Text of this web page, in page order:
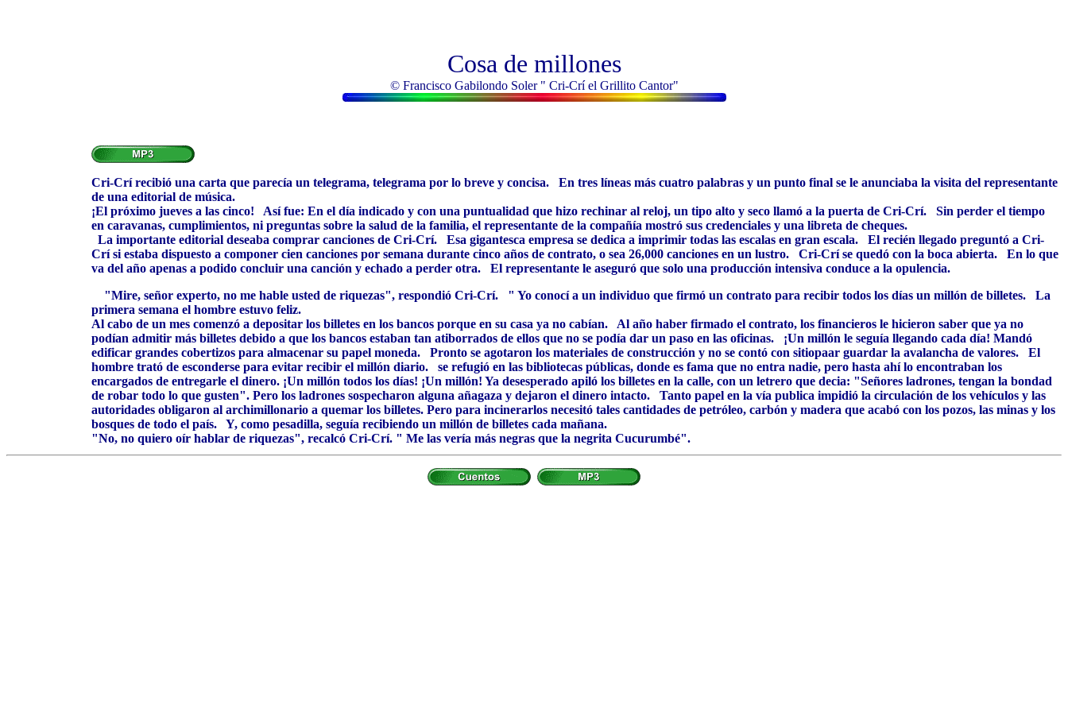
Cosa de millones
© Francisco Gabilondo Soler " Cri-Crí el Grillito Cantor"
Cri-Crí recibió una carta que parecía un telegrama, telegrama por lo breve y concisa. En tres líneas más cuatro palabras y un punto final se le anunciaba la visita del representante
de una editorial de música.
¡El próximo jueves a las cinco! Así fue: En el día indicado y con una puntualidad que hizo rechinar al reloj, un tipo alto y seco llamó a la puerta de Cri-Crí. Sin perder el tiempo
en caravanas, cumplimientos, ni preguntas sobre la salud de la familia, el representante de la compañía mostró sus credenciales y una libreta de cheques.
La importante editorial deseaba comprar canciones de Cri-Crí. Esa gigantesca empresa se dedica a imprimir todas las escalas en gran escala. El recién llegado preguntó a Cri-
Crí si estaba dispuesto a componer cien canciones por semana durante cinco años de contrato, o sea 26,000 canciones en un lustro. Cri-Crí se quedó con la boca abierta. En lo que
va del año apenas a podido concluir una canción y echado a perder otra. El representante le aseguró que solo una producción intensiva conduce a la opulencia.
"Mire, señor experto, no me hable usted de riquezas", respondió Cri-Crí. " Yo conocí a un individuo que firmó un contrato para recibir todos los días un millón de billetes. La
primera semana el hombre estuvo feliz.
Al cabo de un mes comenzó a depositar los billetes en los bancos porque en su casa ya no cabían. Al año haber firmado el contrato, los financieros le hicieron saber que ya no
podían admitir más billetes debido a que los bancos estaban tan atiborrados de ellos que no se podía dar un paso en las oficinas. ¡Un millón le seguía llegando cada día! Mandó
edificar grandes cobertizos para almacenar su papel moneda. Pronto se agotaron los materiales de construcción y no se contó con sitiopaar guardar la avalancha de valores. El
hombre trató de esconderse para evitar recibir el millón diario. se refugió en las bibliotecas públicas, donde es fama que no entra nadie, pero hasta ahí lo encontraban los
encargados de entregarle el dinero. ¡Un millón todos los días! ¡Un millón! Ya desesperado apiló los billetes en la calle, con un letrero que decia: "Señores ladrones, tengan la bondad
de robar todo lo que gusten". Pero los ladrones sospecharon alguna añagaza y dejaron el dinero intacto. Tanto papel en la vía publica impidió la circulación de los vehículos y las
autoridades obligaron al archimillonario a quemar los billetes. Pero para incinerarlos necesitó tales cantidades de petróleo, carbón y madera que acabó con los pozos, las minas y los
bosques de todo el país. Y, como pesadilla, seguía recibiendo un millón de billetes cada mañana.
"No, no quiero oír hablar de riquezas", recalcó Cri-Crí. " Me las vería más negras que la negrita Cucurumbé".